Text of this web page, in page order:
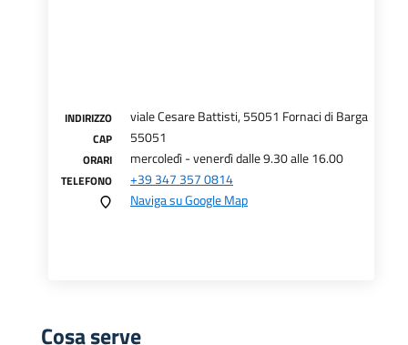
INDIRIZZO viale Cesare Battisti, 55051 Fornaci di Barga
CAP 55051
ORARI mercoledì - venerdì dalle 9.30 alle 16.00
TELEFONO
+39 347 357 0814
Naviga su Google Map
Cosa serve